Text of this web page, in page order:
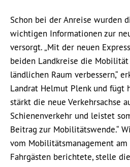
Schon bei der Anreise wurden
wichtigen Informationen zur
versorgt. „Mit der neuen
beiden Landkreise die
ländlichen Raum verbessern,“
Landrat Helmut Plenk und fügt
stärkt die neue Verkehrsachse
Schienenverkehr und leistet
Beitrag zur Mobilitätswende.“
vom Mobilitätsmanagement am
Fahrgästen berichtete, stelle